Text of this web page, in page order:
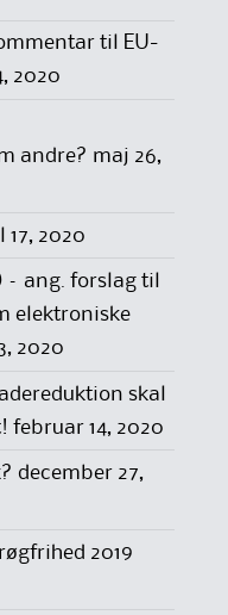
til EU-
2020
andre? maj 26,
17, 2020
– ang. forslag til
elektroniske
2020
skal
februar 14, 2020
december 27,
2019